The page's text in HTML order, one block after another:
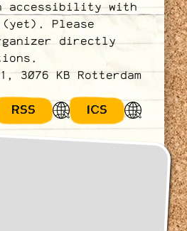
accessibility with
(yet). Please
directly
3076 KB Rotterdam
RSS ICS